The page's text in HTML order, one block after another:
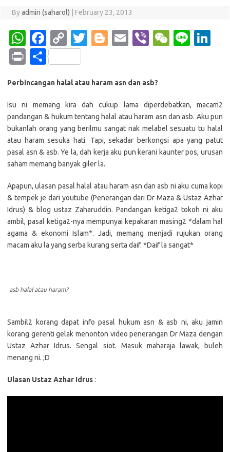
Byadmin (saharol) February 23, 2013
W
h
at
s
A
p
p
Fa
c
e
b
o
o
k
C
o
p
y
Li
n
k
T
te
r
Bl
g
er
E
Vi
W
at
Li
dI
n
Pr
t
S
ar
e
Perbincangan halal atau haram asn dan asb?
Isu ni memang kira dah cukup lama diperdebatkan, macam2
pandangan & hukum tentang halal atau haram asn dan asb. Aku pun
bukanlah orang yang berilmu sangat nak melabel sesuatu tu halal
atau haram sesuka hati. Tapi, sekadar berkongsi apa yang patut
pasal asn & asb. Ye la, dah kerja aku pun kerani kaunter pos, urusan
saham memang banyak giler la.
Apapun, ulasan pasal halal atau haram asn dan asb ni aku cuma kopi
& tempek je dari youtube (Penerangan dari Dr Maza & Ustaz Azhar
Idrus) & blog ustaz Zaharuddin. Pandangan ketiga2 tokoh ni aku
ambil, pasal ketiga2-nya mempunyai kepakaran masing2 *dalam hal
agama & ekonomi Islam*. Jadi, memang menjadi rujukan orang
macam aku la yang serba kurang serta daif. *Daif la sangat*
asb halal atau haram?
Sambil2 korang dapat info pasal hukum asn & asb ni, aku jamin
korang gerenti gelak menonton video penerangan Dr Maza dengan
Ustaz Azhar Idrus. Sengal siot. Masuk maharaja lawak, buleh
menang ni. ;D
Ulasan Ustaz Azhar Idrus: